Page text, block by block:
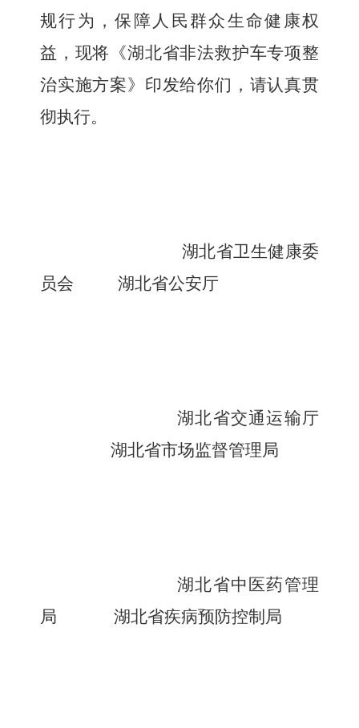
规行为，保障人民群众生命健康权
益，现将《湖北省非法救护车专项整
治实施方案》印发给你们，请认真贯
彻执行。
湖北省卫生健康委
员会
湖北省公安厅
湖北省交通运输厅
湖北省市场监督管理局
湖北省中医药管理
局
湖北省疾病预防控制局